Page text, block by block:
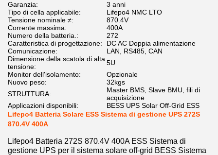
Garanzia:
3 anni
Tipo di cella applicabile:
Lifepo4 NMC LTO
Tensione nominale ≠:
870.4V
Corrente massima:
400A
Numero della batteria.:
272
Caratteristica di progettazione:
DC AC Doppia alimentazione
Comunicazione:
LAN, RS485, CAN
Dimensione della scatola di alta
tensione:
5U
Monitor dell'isolamento:
Opzionale
Nuovo peso:
32kgs
STRUTTURA:
Master BMS, Slave BMU, fili di
acquisizione
Applicazioni disponibili:
BESS UPS Solar Off-Grid ESS
Lifepo4 Batteria Solare ESS Sistema di gestione UPS 272S
870.4V 400A
Lifepo4 Batteria 272S 870.4V 400A ESS Sistema di
gestione UPS per il sistema solare off-grid BESS Sistema